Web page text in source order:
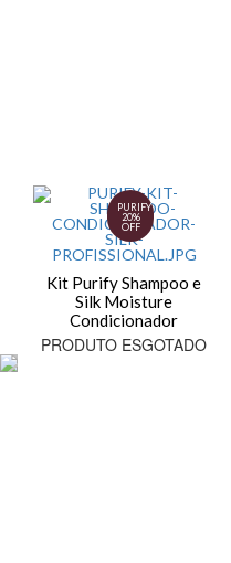
PURIFY
20%
OFF
Kit Purify Shampoo e
Silk Moisture
Condicionador
PRODUTO ESGOTADO